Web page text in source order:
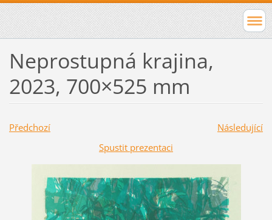
Neprostupná krajina,
2023, 700×525 mm
Předchozí
Následující
Spustit prezentaci